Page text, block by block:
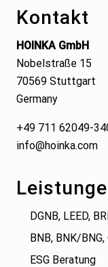
Kontakt
HOINKA GmbH
Nobelstraße 15
70569 Stuttgart
Germany
+49 711 62049-
info@hoinka.com
DGNB, LEED,
BNB, BNK/BNG,
ESG Beratung